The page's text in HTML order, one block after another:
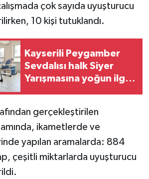
çok sayıda uyuşturucu
10 kişi tutuklandı.
Kayserili Peygamber
Sevdalısı halk Siyer
Yarışmasına yoğun ilgi
gerçekleştirilen
ikametlerde ve
yapılan aramalarda: 884
çeşitli miktarlarda uyuşturucu